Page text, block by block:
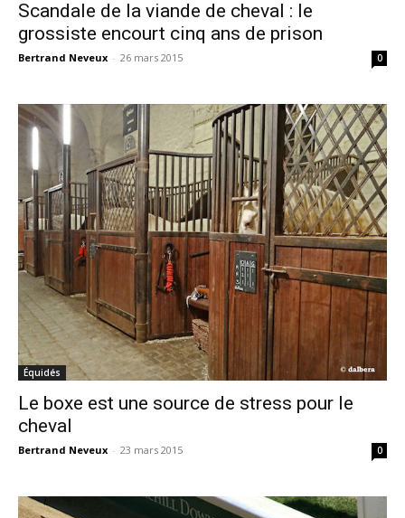
Scandale de la viande de cheval : le
grossiste encourt cinq ans de prison
Bertrand Neveux - 26 mars 2015 0
Équidés
Le boxe est une source de stress pour le
cheval
Bertrand Neveux - 23 mars 2015 0